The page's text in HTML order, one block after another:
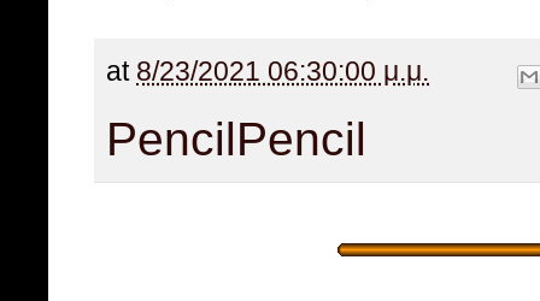
at 8/23/2021 06:30:00 μ.μ.
PencilPencil